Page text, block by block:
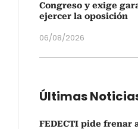
Congreso y exige
ejercer la oposición
06/08/2026
Últimas
FEDECTI pide frenar